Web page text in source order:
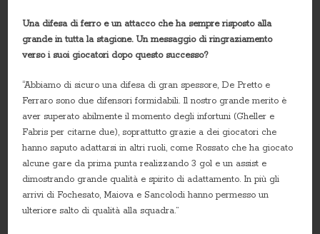
Una difesa di ferro e un attacco che ha sempre risposto alla
grande in tutta la stagione. Un messaggio di ringraziamento
verso i suoi giocatori dopo questo successo?
“Abbiamo di sicuro una difesa di gran spessore, De Pretto e
Ferraro sono due difensori formidabili. Il nostro grande merito è
aver superato abilmente il momento degli infortuni (Gheller e
Fabris per citarne due), soprattutto grazie a dei giocatori che
hanno saputo adattarsi in altri ruoli, come Rossato che ha giocato
alcune gare da prima punta realizzando 3 gol e un assist e
dimostrando grande qualità e spirito di adattamento. In più gli
arrivi di Fochesato, Maiova e Sancolodi hanno permesso un
ulteriore salto di qualità alla squadra.”